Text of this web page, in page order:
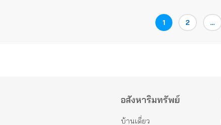
Page
1 Page
2 …
อสังหาริมทรัพย์
บ้านเดี่ยว